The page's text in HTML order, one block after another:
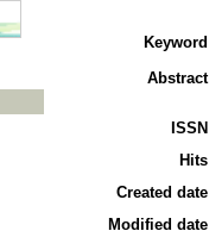
Keyword
Abstract
ISSN
Hits
Created date
Modified date